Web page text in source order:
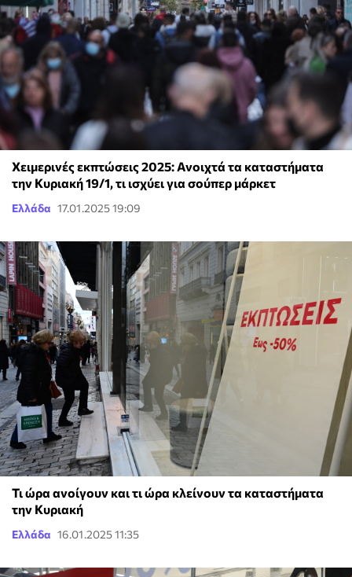
Χειμερινές εκπτώσεις 2025: Ανοιχτά τα καταστήματα
την Κυριακή 19/1, τι ισχύει για σούπερ μάρκετ
Ελλάδα 17.01.2025 19:09
Τι ώρα ανοίγουν και τι ώρα κλείνουν τα καταστήματα
την Κυριακή
Ελλάδα 16.01.2025 11:35